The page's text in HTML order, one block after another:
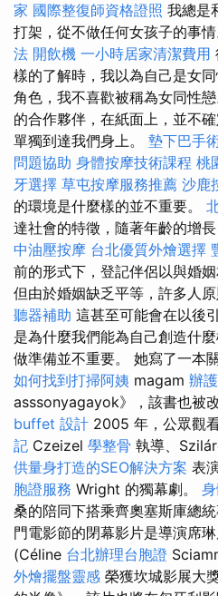
家 國際整復師資格證照 我總是
打架，從不做任何女孩子的事情
法 開飲機 一小時居家清潔費用
樣的了解時，我以為自己是女
角色，我不喜歡被稱為女同性
的合作夥伴，在紙面上，並不
單獨到達我們身上。 墊下巴手
問題協助 身體按摩技術課程 桃
牙選擇 草屯按摩服務推薦 沙鹿
的環境是什麼樣的並不重要。
達社會的特徵，隨著年齡的增
中油壓按摩 台北優質外燴選擇
前的形式下，登記伴侶以與婚
但由於婚姻缺乏平等，許多人
聽器補助 這甚至可能會在以後
是為什麼我們能為自己創造什
做準備並不重要。 她寫了一本
如何找到打掃阿姨 magam 辦
asssonyagayok》，該書也被
buffet 設計 2005 年，公眾觀
記 Czeizel 學整骨 執導、
供量身打造的SEO解決方案 表
胞證服務 Wright 的獨幕劇。
桑的陪同下搭乘齊奧塞斯庫總
門電影節的閉幕影片是導演席
(Céline 台北辦理台胞證
外燴擺盤靈感 榮獲坎城影展大